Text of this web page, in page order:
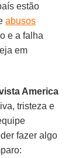
estão
abusos
e a falha
em
America
tristeza e
fazer algo